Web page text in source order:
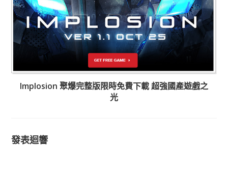
Implosion 聚爆完整版限時免費下載 超強國產遊戲之
光
發表迴響